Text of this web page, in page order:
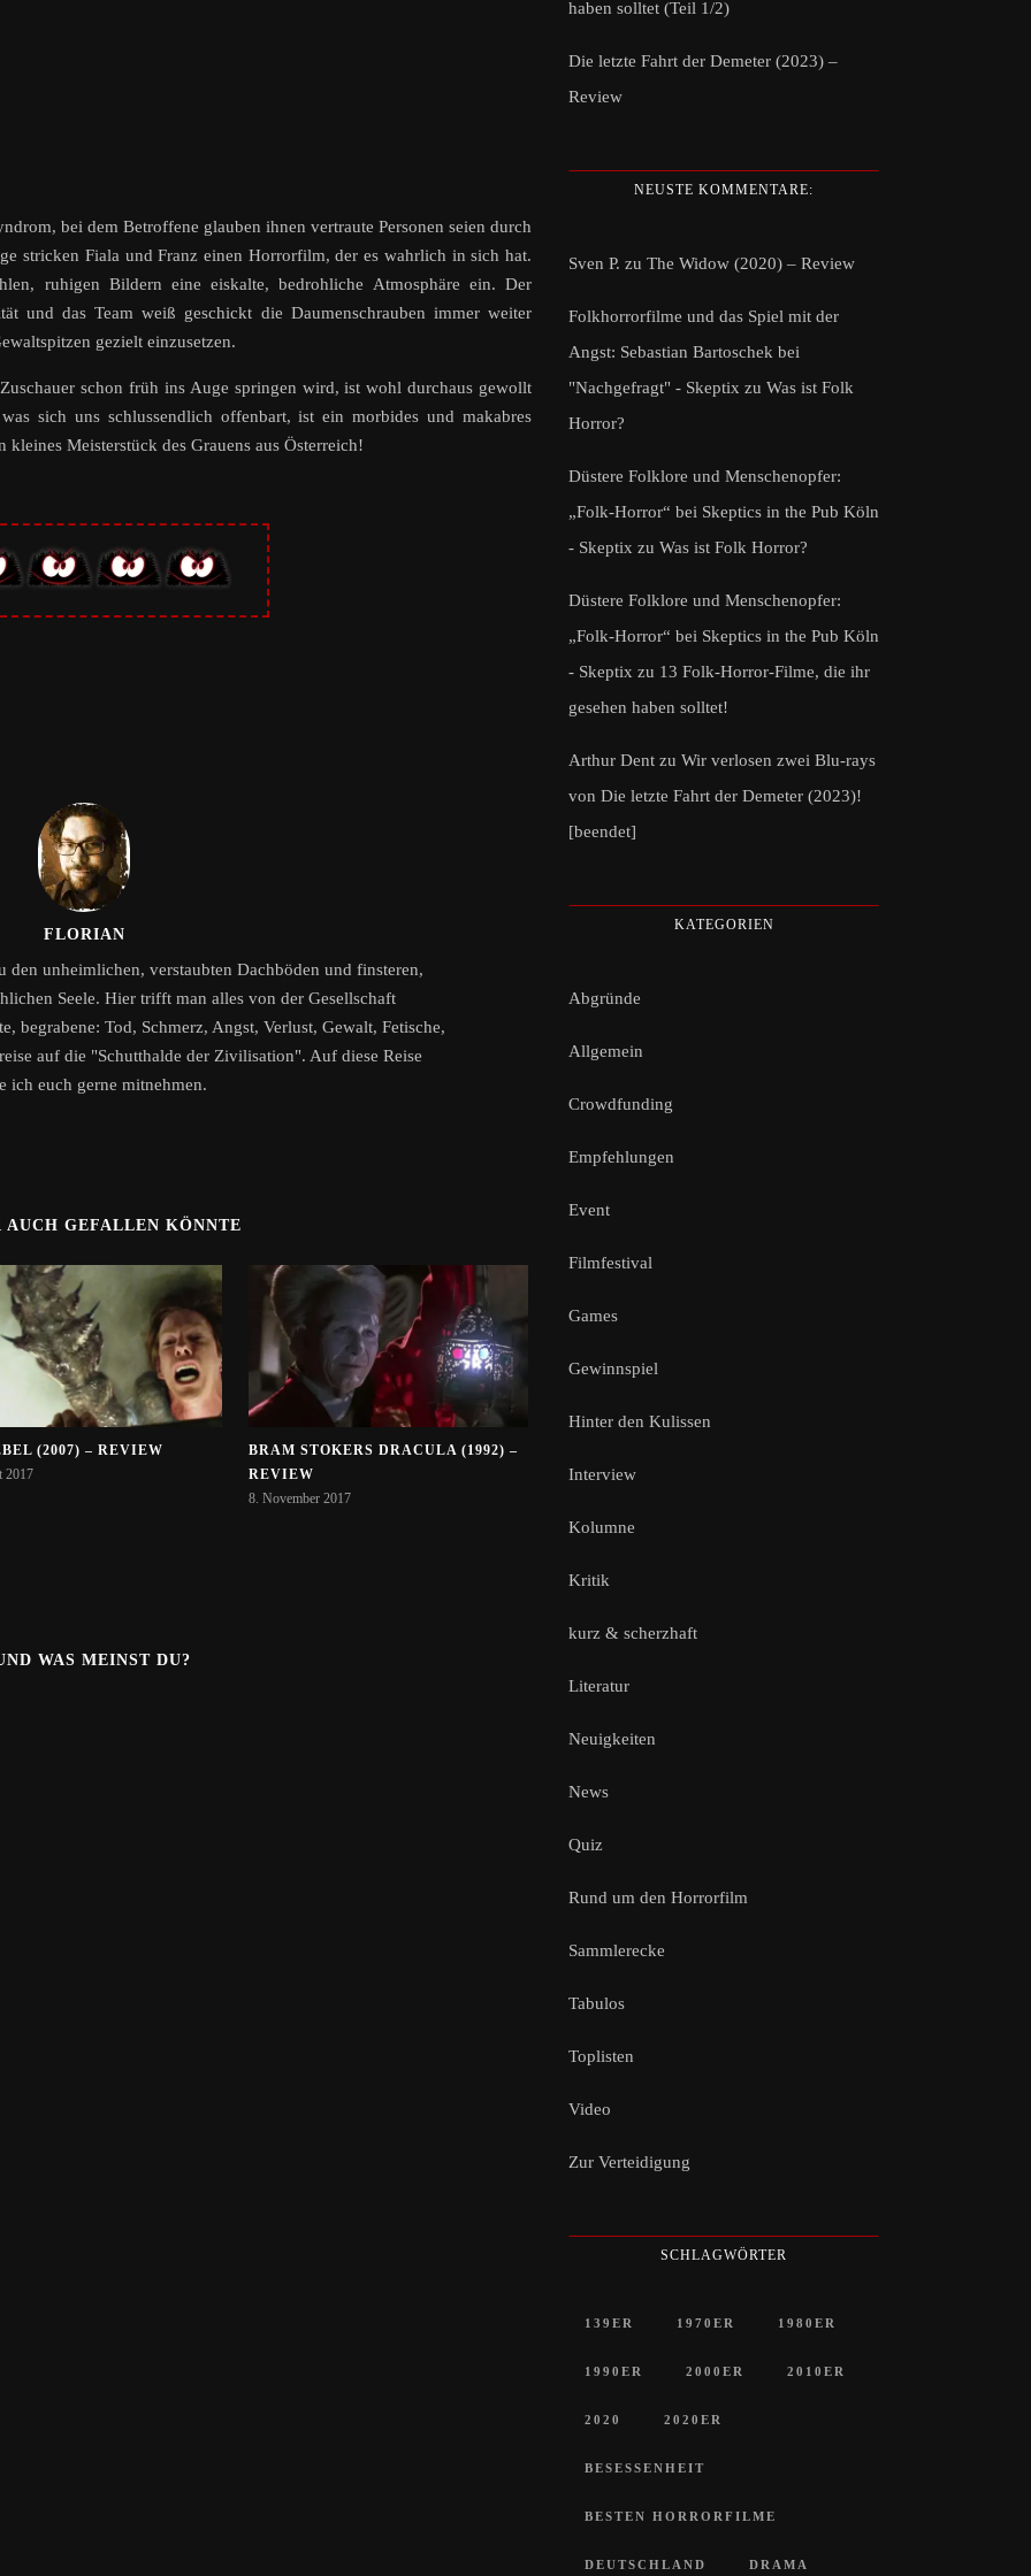
bei dem Betroffene glauben ihnen vertraute Personen seien durch
stricken Fiala und Franz einen Horrorfilm, der es wahrlich in sich hat.
ruhigen Bildern eine eiskalte, bedrohliche Atmosphäre ein. Der
und das Team weiß geschickt die Daumenschrauben immer weiter
gezielt einzusetzen.
schon früh ins Auge springen wird, ist wohl durchaus gewollt
sich uns schlussendlich offenbart, ist ein morbides und makabres
Meisterstück des Grauens aus Österreich!
FLORIAN
unheimlichen, verstaubten Dachböden und finsteren,
Seele. Hier trifft man alles von der Gesellschaft
begrabene: Tod, Schmerz, Angst, Verlust, Gewalt, Fetische,
auf die "Schutthalde der Zivilisation". Auf diese Reise
ich euch gerne mitnehmen.
AUCH GEFALLEN KÖNNTE
(2007) – REVIEW
2017
BRAM STOKERS DRACULA (1992) –
REVIEW
8. November 2017
WAS MEINST DU?
haben solltet (Teil 1/2)
Die letzte Fahrt der Demeter (2023) –
Review
NEUSTE KOMMENTARE:
Sven P. zu The Widow (2020) – Review
Folkhorrorfilme und das Spiel mit der
Angst: Sebastian Bartoschek bei
"Nachgefragt" - Skeptix zu Was ist Folk
Horror?
Düstere Folklore und Menschenopfer:
„Folk-Horror“ bei Skeptics in the Pub Köln
- Skeptix zu Was ist Folk Horror?
Düstere Folklore und Menschenopfer:
„Folk-Horror“ bei Skeptics in the Pub Köln
- Skeptix zu 13 Folk-Horror-Filme, die ihr
gesehen haben solltet!
Arthur Dent zu Wir verlosen zwei Blu-rays
von Die letzte Fahrt der Demeter (2023)!
[beendet]
KATEGORIEN
Abgründe
Allgemein
Crowdfunding
Empfehlungen
Event
Filmfestival
Games
Gewinnspiel
Hinter den Kulissen
Interview
Kolumne
Kritik
kurz & scherzhaft
Literatur
Neuigkeiten
News
Quiz
Rund um den Horrorfilm
Sammlerecke
Tabulos
Toplisten
Video
Zur Verteidigung
SCHLAGWÖRTER
139ER 1970ER 1980ER
1990ER 2000ER 2010ER
2020 2020ER
BESESSENHEIT
BESTEN HORRORFILME
DEUTSCHLAND DRAMA